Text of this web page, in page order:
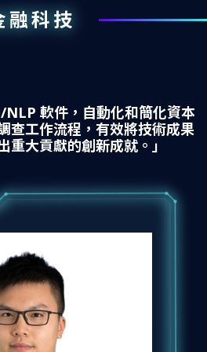
融科技
NLP 軟件，自動化和簡化資本
查工作流程，有效將技術成果
大貢獻的創新成就。」